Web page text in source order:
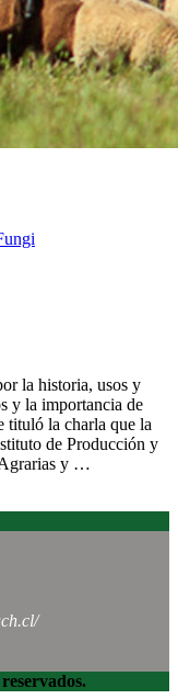
la historia, usos y
y la importancia de
tituló la charla que la
de Producción y
Agrarias y …